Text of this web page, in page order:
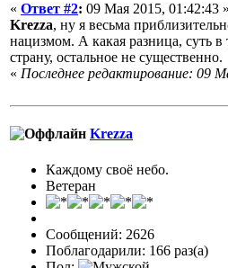
« Ответ #2: 09 Мая 2015, 01:42:43 »
Krezza, ну я весьма
нацизмом. А какая разница, суть
страну, остальное не существенно.
« Последнее редактирование: 09
Krezza
Каждому своё небо.
Ветеран
Сообщений: 2626
Поблагодарили: 166 раз(а)